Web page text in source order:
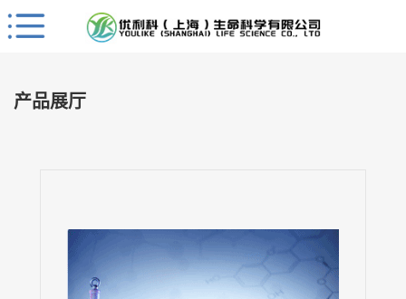
Close
首
产品展厅